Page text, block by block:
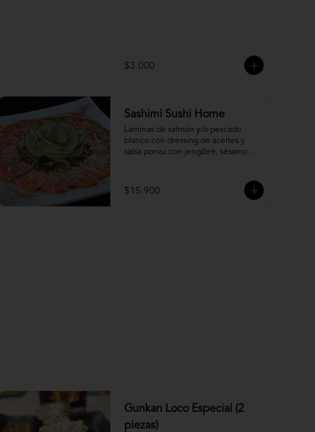
$3.000
Sashimi Sushi Home
Laminas de salmón y/o pescado
blanco con dressing de aceites y
salsa ponzu con jengibre, sésamo y
$15.900
Gunkan Loco Especial (2
piezas)